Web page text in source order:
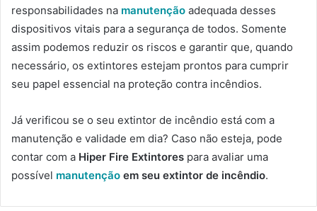
responsabilidades na manutenção adequada desses
dispositivos vitais para a segurança de todos. Somente
assim podemos reduzir os riscos e garantir que, quando
necessário, os extintores estejam prontos para cumprir
seu papel essencial na proteção contra incêndios.
Já verificou se o seu extintor de incêndio está com a
manutenção e validade em dia? Caso não esteja, pode
contar com a Hiper Fire Extintores para avaliar uma
possível manutenção em seu extintor de incêndio.